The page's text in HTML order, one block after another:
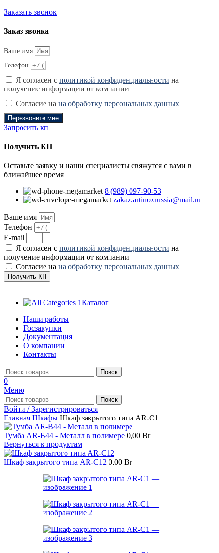
Заказать звонок
Заказ звонка
Ваше имя
Телефон
Я согласен с политикой конфиденциальности на
получение информации от компании
Согласие на на обработку персональных данных
Перезвоните мне
Запросить кп
Получить КП
Оставьте заявку и наши специалисты свяжутся с вами в
ближайшее время
8 (989) 097-90-53
zakaz.artinoxrussia@mail.ru
Ваше имя
Телефон
E-mail
Я согласен с политикой конфиденциальности на
получение информации от компании
Согласие на на обработку персональных данных
Получить КП
Каталог
Наши работы
Госзакупки
Документация
О компании
Контакты
Поиск
0
Меню
Поиск
Войти / Зарегистрироваться
Главная Шкафы Шкаф закрытого типа AR-C1
Тумба AR-B44 - Металл в полимере 0,00 Br
Вернуться к продуктам
Шкаф закрытого типа AR-C12 0,00 Br